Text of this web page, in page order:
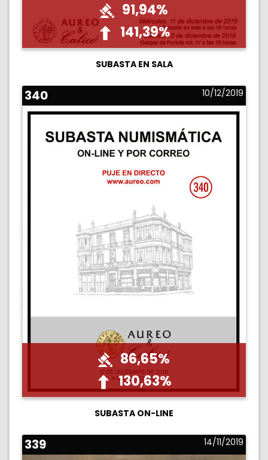
91,94%
141,39%
SUBASTA EN SALA
340 10/12/2019
86,65%
130,63%
SUBASTA ON-LINE
339 14/11/2019